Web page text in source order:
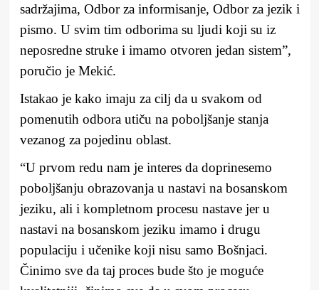
sadržajima, Odbor za informisanje, Odbor za jezik i
pismo. U svim tim odborima su ljudi koji su iz
neposredne struke i imamo otvoren jedan sistem”,
poručio je Mekić.
Istakao je kako imaju za cilj da u svakom od
pomenutih odbora utiču na poboljšanje stanja
vezanog za pojedinu oblast.
“U prvom redu nam je interes da doprinesemo
poboljšanju obrazovanja u nastavi na bosanskom
jeziku, ali i kompletnom procesu nastave jer u
nastavi na bosanskom jeziku imamo i drugu
populaciju i učenike koji nisu samo Bošnjaci.
Činimo sve da taj proces bude što je moguće